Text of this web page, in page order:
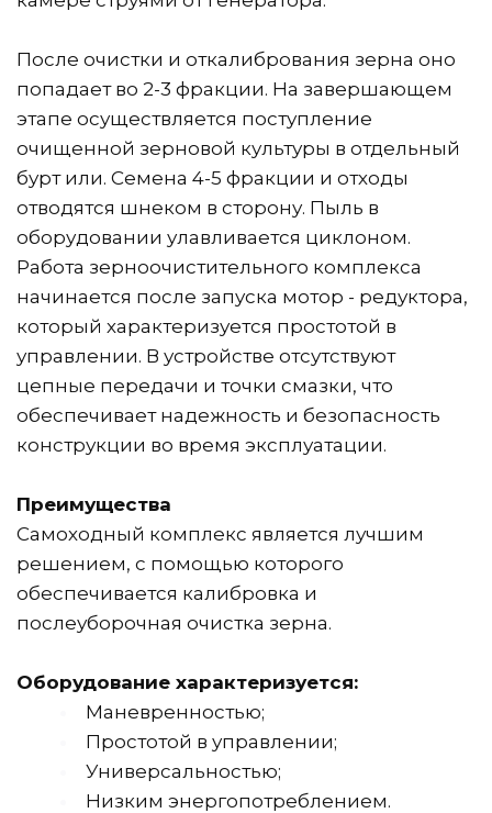
После очистки и откалибрования зерна оно
попадает во 2-3 фракции. На завершающем
этапе осуществляется поступление
очищенной зерновой культуры в отдельный
бурт или. Семена 4-5 фракции и отходы
отводятся шнеком в сторону. Пыль в
оборудовании улавливается циклоном.
Работа зерноочистительного комплекса
начинается после запуска мотор - редуктора,
который характеризуется простотой в
управлении. В устройстве отсутствуют
цепные передачи и точки смазки, что
обеспечивает надежность и безопасность
конструкции во время эксплуатации.
Преимущества
Самоходный комплекс является лучшим
решением, с помощью которого
обеспечивается калибровка и
послеуборочная очистка зерна.
Оборудование характеризуется:
Маневренностью;
Простотой в управлении;
Универсальностью;
Низким энергопотреблением.